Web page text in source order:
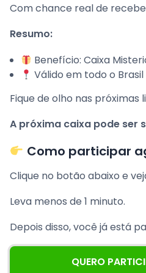
Com chance real de
Resumo:
Benefício: Caixa
Válido em todo o Brasil
Fique de olho nas próximas
A próxima caixa pode ser
Como participar
Clique no botão abaixo e
Leva menos de 1 minuto.
Depois disso, você já está
QUERO